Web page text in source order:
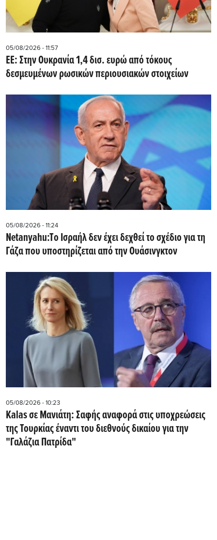
05/08/2026 - 11:57
ΕΕ: Στην Ουκρανία 1,4 δισ. ευρώ από τόκους
δεσμευμένων ρωσικών περιουσιακών στοιχείων
05/08/2026 - 11:24
Netanyahu:Tο Ισραήλ δεν έχει δεχθεί το σχέδιο για τη
Γάζα που υποστηρίζεται από την Ουάσινγκτον
05/08/2026 - 10:23
Kalas σε Μανιάτη: Σαφής αναφορά στις υποχρεώσεις
της Τουρκίας έναντι του διεθνούς δικαίου για την
"Γαλάζια Πατρίδα"